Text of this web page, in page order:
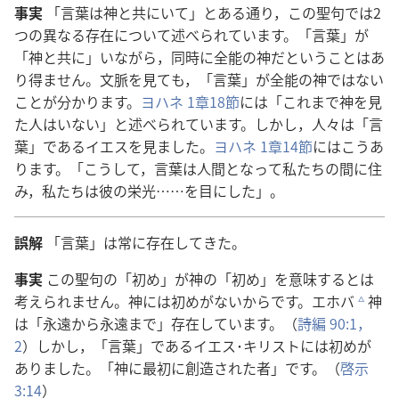
事実 「言葉は神と共にいて」とある通り，この聖句では2
つの異なる存在について述べられています。「言葉」が
「神と共に」いながら， 同時に全能の神だということはあ
り得ません。 文脈を 見ても，「言葉」が全能の神ではない
ことが分かります。 ヨハネ 1章18節には「これまで神を 見
た人はいない」と述べられています。しかし， 人々は「言
葉」であるイエスを 見ました。 ヨハネ 1章14節にはこうあ
ります。「こうして， 言葉は人間となって私たちの間に住
み， 私たちは彼の栄光……を目にした」。
誤解 「言葉」は常に存在してきた。
事実 この聖句の「初め」が神の「初め」を意味するとは
考えられません。 神には初めがないからです。エホバ c神
は「永遠から永遠まで」 存在しています。（詩編 90:1，
2）しかし，「言葉」であるイエス･キリストには初めが
ありました。「神に最初に創造された者」です。（啓示
3:14）